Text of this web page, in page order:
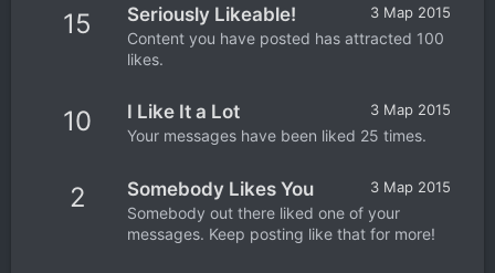
15 3 Мар 2015
Seriously Likeable!
Content you have posted has attracted 100
likes.
10 3 Мар 2015
I Like It a Lot
Your messages have been liked 25 times.
2 3 Мар 2015
Somebody Likes You
Somebody out there liked one of your
messages. Keep posting like that for more!